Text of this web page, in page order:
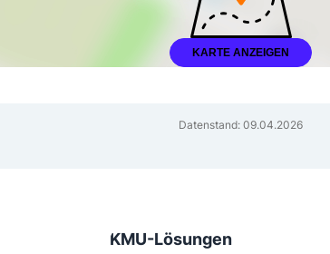
KARTE ANZEIGEN
Datenstand: 09.04.2026
KMU-Lösungen